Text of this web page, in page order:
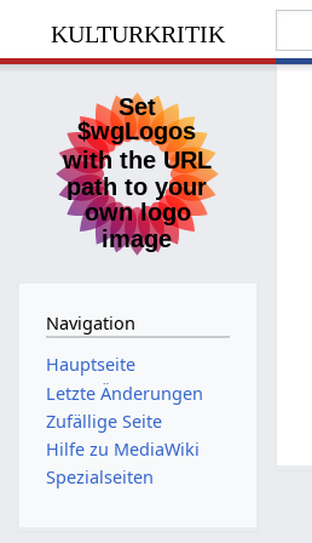
kulturkritik
Navigation
Hauptseite
Letzte Änderungen
Zufällige Seite
Hilfe zu MediaWiki
Spezialseiten